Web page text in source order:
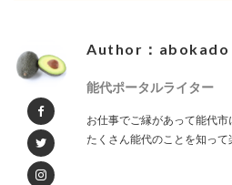
Author：abokado
能代ポータルライター
お仕事でご縁があって能代
たくさん能代のことを知って